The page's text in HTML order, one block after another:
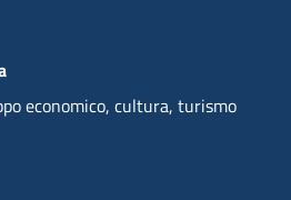
economico, cultura, turismo